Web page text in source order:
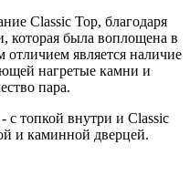
Classic Top, благодаря
которая была воплощена в
является наличие
нагретые камни и
пара.
с топкой внутри и Classic
и каминной дверцей.